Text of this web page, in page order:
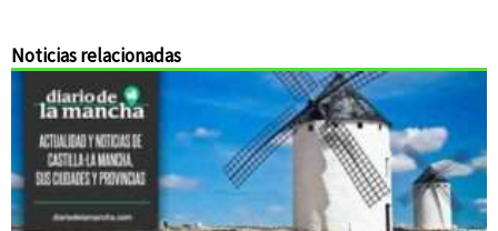
Noticias relacionadas